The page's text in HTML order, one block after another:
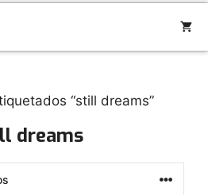
“still dreams”
dreams